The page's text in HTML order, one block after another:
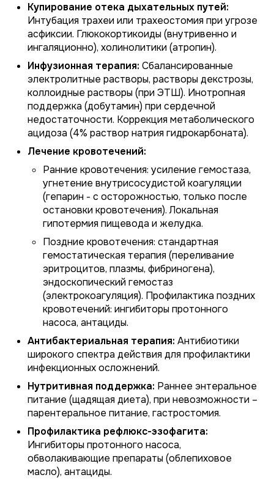
Купирование отека дыхательных путей:
Интубация трахеи или трахеостомия при угрозе
асфиксии. Глюкокортикоиды (внутривенно и
ингаляционно), холинолитики (атропин).
Инфузионная терапия: Сбалансированные
электролитные растворы, растворы декстрозы,
коллоидные растворы (при ЭТШ). Инотропная
поддержка (добутамин) при сердечной
недостаточности. Коррекция метаболического
ацидоза (4% раствор натрия гидрокарбоната).
Лечение кровотечений:
Ранние кровотечения: усиление гемостаза,
угнетение внутрисосудистой коагуляции
(гепарин - с осторожностью, только после
остановки кровотечения). Локальная
гипотермия пищевода и желудка.
Поздние кровотечения: стандартная
гемостатическая терапия (переливание
эритроцитов, плазмы, фибриногена),
эндоскопический гемостаз
(электрокоагуляция). Профилактика поздних
кровотечений: ингибиторы протонного
насоса, антациды.
Антибактериальная терапия: Антибиотики
широкого спектра действия для профилактики
инфекционных осложнений.
Нутритивная поддержка: Раннее энтеральное
питание (щадящая диета), при невозможности –
парентеральное питание, гастростомия.
Профилактика рефлюкс-эзофагита:
Ингибиторы протонного насоса,
обволакивающие препараты (облепиховое
масло), антациды.